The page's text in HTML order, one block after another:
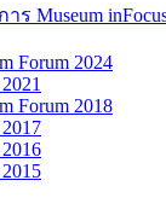
ร Museum
Forum 2024
Forum 2018